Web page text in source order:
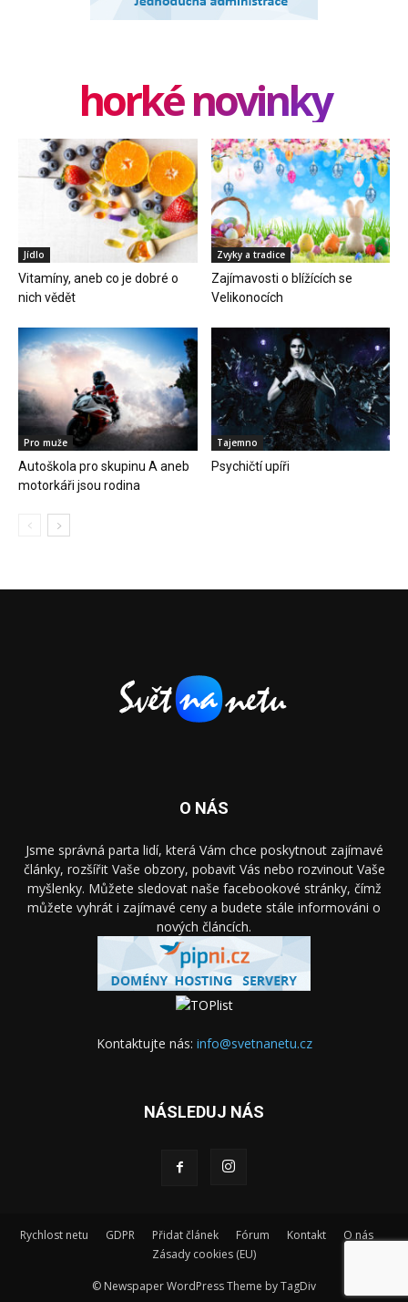
horké novinky
Jídlo
Vitamíny, aneb co je dobré o
nich vědět
Zvyky a tradice
Zajímavosti o blížících se
Velikonocích
Pro muže
Autoškola pro skupinu A aneb
motorkáři jsou rodina
Tajemno
Psychičtí upíři
O NÁS
Jsme správná parta lidí, která Vám chce poskytnout zajímavé
články, rozšířit Vaše obzory, pobavit Vás nebo rozvinout Vaše
myšlenky. Můžete sledovat naše facebookové stránky, čímž
můžete vyhrát i zajímavé ceny a budete stále informováni o
nových článcích.
Kontaktujte nás: info@svetnanetu.cz
NÁSLEDUJ NÁS
Rychlost netu GDPR Přidat článek Fórum Kontakt
O nás
Zásady cookies (EU)
© Newspaper WordPress Theme by TagDiv